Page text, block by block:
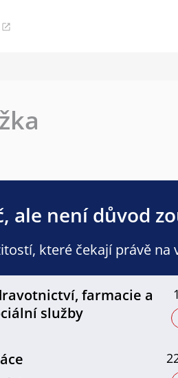
ale není důvod
které čekají právě na
farmacie a
služby